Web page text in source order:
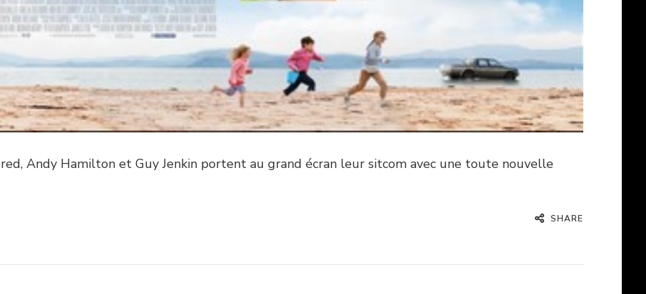
Andy Hamilton et Guy Jenkin portent au grand écran leur sitcom avec une toute nouvelle
SHARE